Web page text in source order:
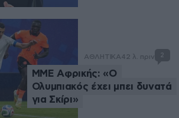
ΑΘΛΗΤΙΚΑ42 λ. πριν 2
ΜΜΕ Αφρικής: «Ο
Ολυμπιακός έχει μπει δυνατά
για Σκίρι»